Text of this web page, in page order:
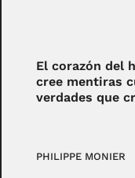
El corazón del
cree mentiras
verdades que
PHILIPPE MONIER